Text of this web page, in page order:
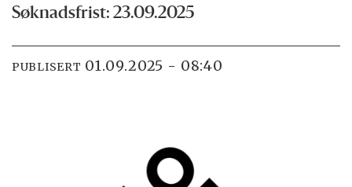
Søknadsfrist: 23.09.2025
PUBLISERT 01.09.2025 - 08:40